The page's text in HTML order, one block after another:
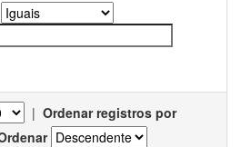
| Ordenar registros por